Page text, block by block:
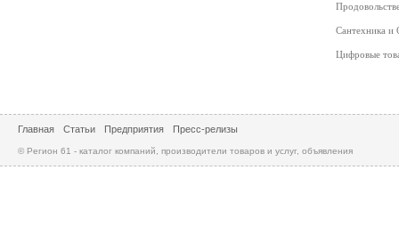
Сантехника и
Цифровые
Главная Статьи Предприятия Пресс-релизы
© Регион 61 - каталог компаний, производители товаров и услуг, объявления